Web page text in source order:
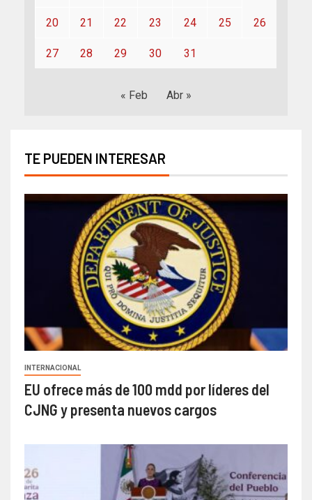
20 21 22 23 24 25 26
27 28 29 30 31
« Feb Abr »
TE PUEDEN INTERESAR
INTERNACIONAL
EU ofrece más de 100 mdd por líderes del
CJNG y presenta nuevos cargos